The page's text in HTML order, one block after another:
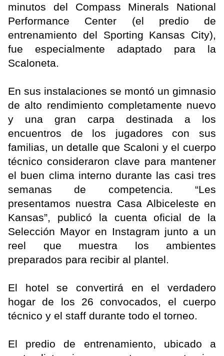
minutos del Compass Minerals National
Performance Center (el predio de
entrenamiento del Sporting Kansas City),
fue especialmente adaptado para la
Scaloneta.
En sus instalaciones se montó un gimnasio
de alto rendimiento completamente nuevo
y una gran carpa destinada a los
encuentros de los jugadores con sus
familias, un detalle que Scaloni y el cuerpo
técnico consideraron clave para mantener
el buen clima interno durante las casi tres
semanas de competencia. “Les
presentamos nuestra Casa Albiceleste en
Kansas”, publicó la cuenta oficial de la
Selección Mayor en Instagram junto a un
reel que muestra los ambientes
preparados para recibir al plantel.
El hotel se convertirá en el verdadero
hogar de los 26 convocados, el cuerpo
técnico y el staff durante todo el torneo.
El predio de entrenamiento, ubicado a